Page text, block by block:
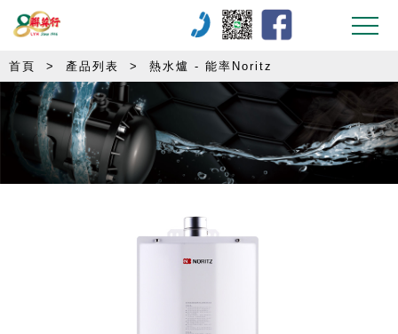
首頁 > 產品列表 > 熱水爐 - 能率Noritz